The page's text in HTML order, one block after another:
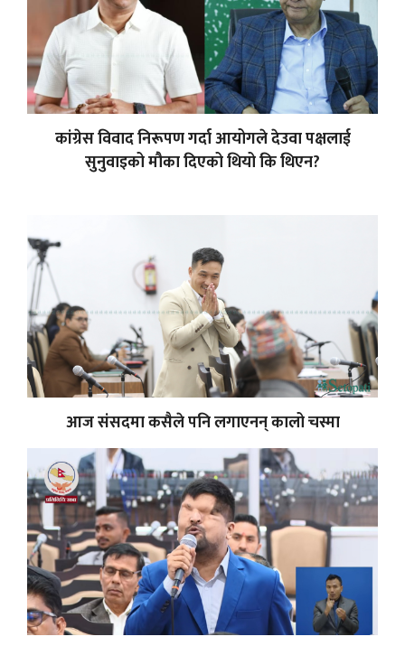
कांग्रेस विवाद निरूपण गर्दा आयोगले देउवा पक्षलाई
सुनुवाइको मौका दिएको थियो कि थिएन?
आज संसदमा कसैले पनि लगाएनन् कालो चस्मा